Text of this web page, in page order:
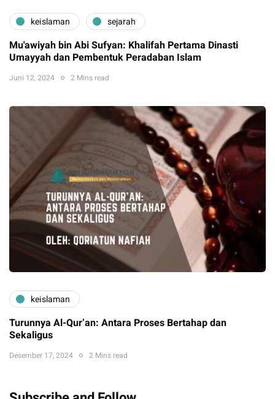
keislaman sejarah
Mu'awiyah bin Abi Sufyan: Khalifah Pertama Dinasti
Umayyah dan Pembentuk Peradaban Islam
Juni 12, 2024 2 Mins read
keislaman
Turunnya Al-Qur’an: Antara Proses Bertahap dan
Sekaligus
Desember 17, 2024 2 Mins read